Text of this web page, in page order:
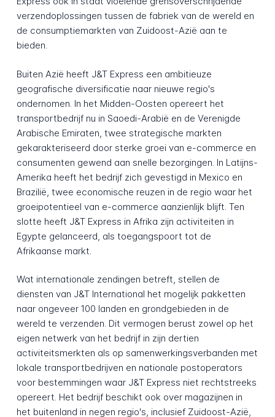
verzendoplossingen tussen de fabriek van de wereld en
de consumptiemarkten van Zuidoost-Azië aan te
bieden.
Buiten Azië heeft J&T Express een ambitieuze
geografische diversificatie naar nieuwe regio's
ondernomen. In het Midden-Oosten opereert het
transportbedrijf nu in Saoedi-Arabië en de Verenigde
Arabische Emiraten, twee strategische markten
gekarakteriseerd door sterke groei van e-commerce en
consumenten gewend aan snelle bezorgingen. In Latijns-
Amerika heeft het bedrijf zich gevestigd in Mexico en
Brazilië, twee economische reuzen in de regio waar het
groeipotentieel van e-commerce aanzienlijk blijft. Ten
slotte heeft J&T Express in Afrika zijn activiteiten in
Egypte gelanceerd, als toegangspoort tot de
Afrikaanse markt.
Wat internationale zendingen betreft, stellen de
diensten van J&T International het mogelijk pakketten
naar ongeveer 100 landen en grondgebieden in de
wereld te verzenden. Dit vermogen berust zowel op het
eigen netwerk van het bedrijf in zijn dertien
activiteitsmerkten als op samenwerkingsverbanden met
lokale transportbedrijven en nationale postoperators
voor bestemmingen waar J&T Express niet rechtstreeks
opereert. Het bedrijf beschikt ook over magazijnen in
het buitenland in negen regio's, inclusief Zuidoost-Azië,